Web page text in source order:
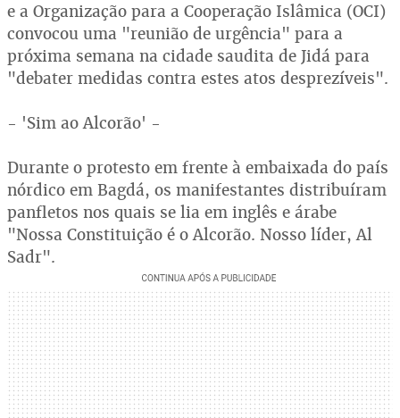
e a Organização para a Cooperação Islâmica (OCI)
convocou uma "reunião de urgência" para a
próxima semana na cidade saudita de Jidá para
"debater medidas contra estes atos desprezíveis".
- 'Sim ao Alcorão' -
Durante o protesto em frente à embaixada do país
nórdico em Bagdá, os manifestantes distribuíram
panfletos nos quais se lia em inglês e árabe
"Nossa Constituição é o Alcorão. Nosso líder, Al
Sadr".